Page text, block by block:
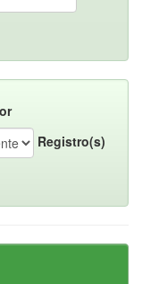
Registro(s)